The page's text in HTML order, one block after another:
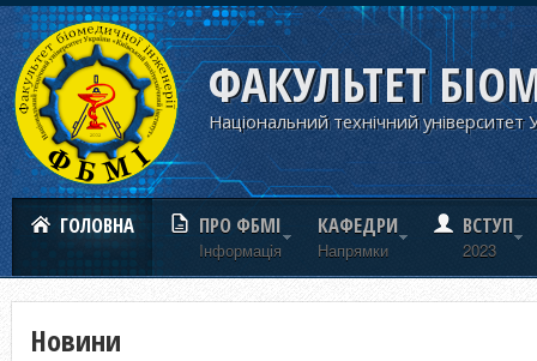
ФАКУЛЬТЕТ
Національний технічний університет
ГОЛОВНА ПРО ФБМІ
Iнформацiя
КАФЕДРИ
Напрямки
ВСТУП
2023
Новини